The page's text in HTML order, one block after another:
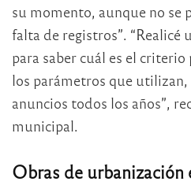
su momento, aunque no se
falta de registros”.
para saber cuál es el criterio
los parámetros que
anuncios todos los años”,
municipal.
Obras de urbanización